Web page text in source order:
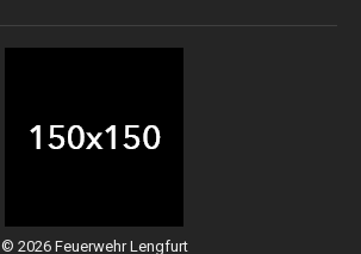
© 2026 Feuerwehr Lengfurt